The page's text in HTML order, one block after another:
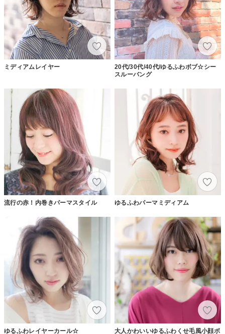
ミディアムレイヤー
20代/30代/40代/ゆるふわボブ☆シー
スルーバング
流行の赤！内巻きパーマスタイル ゆるふわパーマミディアム
ゆるふわレイヤーカール☆ 大人かわいいゆるふわくせ毛風小顔ボ